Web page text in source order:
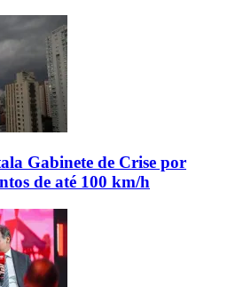
Gabinete de Crise por
de até 100 km/h